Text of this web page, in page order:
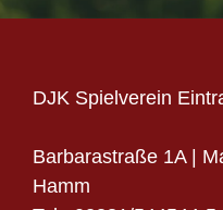
DJK Spielverein
Barbarastraße 1A |
Hamm